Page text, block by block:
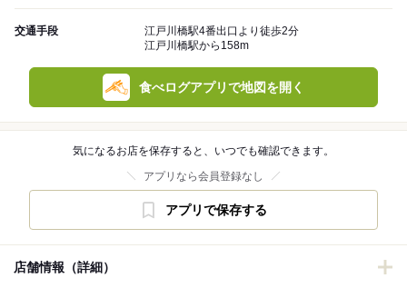
交通手段
江戸川橋駅4番出口より徒歩2分
江戸川橋駅から158m
食べログアプリで地図を開く
気になるお店を保存すると、いつでも確認できます。
アプリなら会員登録なし
アプリで保存する
店舗情報（詳細）